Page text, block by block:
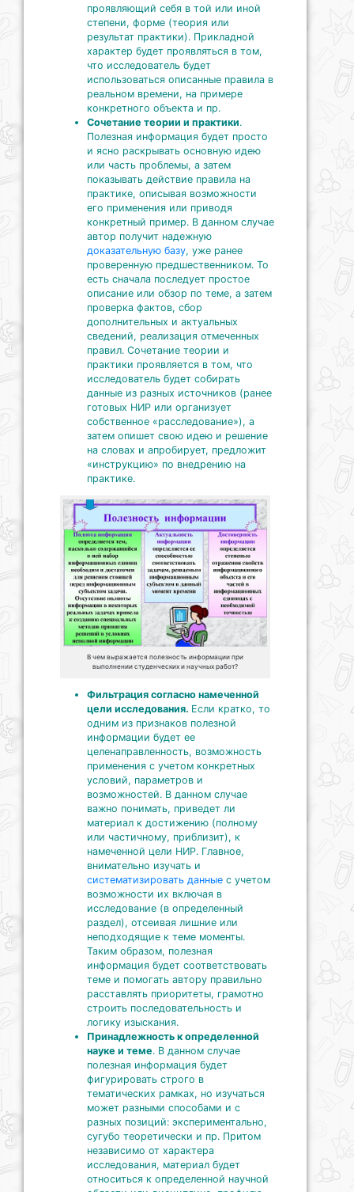
проявляющий себя в той или иной
степени, форме (теория или
результат практики). Прикладной
характер будет проявляться в том,
что исследователь будет
использоваться описанные правила в
реальном времени, на примере
конкретного объекта и пр.
Сочетание теории и практики.
Полезная информация будет просто
и ясно раскрывать основную идею
или часть проблемы, а затем
показывать действие правила на
практике, описывая возможности
его применения или приводя
конкретный пример. В данном случае
автор получит надежную
доказательную базу, уже ранее
проверенную предшественником. То
есть сначала последует простое
описание или обзор по теме, а затем
проверка фактов, сбор
дополнительных и актуальных
сведений, реализация отмеченных
правил. Сочетание теории и
практики проявляется в том, что
исследователь будет собирать
данные из разных источников (ранее
готовых НИР или организует
собственное «расследование»), а
затем опишет свою идею и решение
на словах и апробирует, предложит
«инструкцию» по внедрению на
практике.
В чем выражается полезность информации при
выполнении студенческих и научных работ?
Фильтрация согласно намеченной
цели исследования. Если кратко, то
одним из признаков полезной
информации будет ее
целенаправленность, возможность
применения с учетом конкретных
условий, параметров и
возможностей. В данном случае
важно понимать, приведет ли
материал к достижению (полному
или частичному, приблизит), к
намеченной цели НИР. Главное,
внимательно изучать и
систематизировать данные с учетом
возможности их включая в
исследование (в определенный
раздел), отсеивая лишние или
неподходящие к теме моменты.
Таким образом, полезная
информация будет соответствовать
теме и помогать автору правильно
расставлять приоритеты, грамотно
строить последовательность и
логику изыскания.
Принадлежность к определенной
науке и теме. В данном случае
полезная информация будет
фигурировать строго в
тематических рамках, но изучаться
может разными способами и с
разных позиций: экспериментально,
сугубо теоретически и пр. Притом
независимо от характера
исследования, материал будет
относиться к определенной научной